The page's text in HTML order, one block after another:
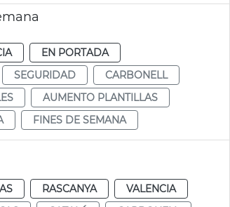
EN PORTADA
SEGURIDAD
CARBONELL
AUMENTO PLANTILLAS
FINES DE SEMANA
RASCANYA
VALENCIA